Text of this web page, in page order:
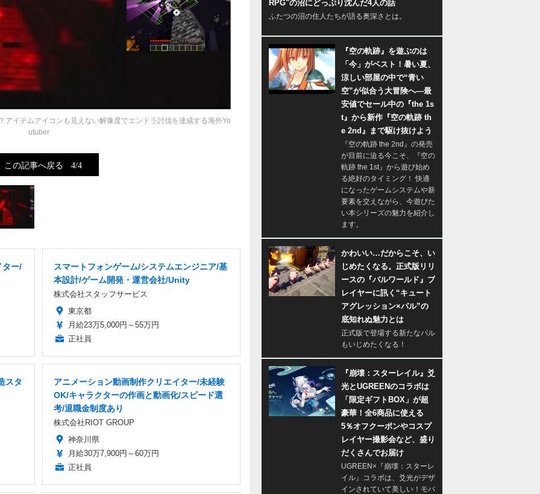
イテムアイコンも見えない解像度でエンドラ討伐を達成する海外Yo
utuber
この記事へ戻る 4/4
ター/
スマートフォンゲーム/システムエンジニア/基
本設計/ゲーム開発・運営会社/Unity
株式会社スタッフサービス
東京都
月給23万5,000円～55万円
正社員
スタ
アニメーション動画制作クリエイター/未経験
OK/キャラクターの作画と動画化/スピード選
考/退職金制度あり
株式会社RIOT GROUP
神奈川県
月給30万7,900円～60万円
正社員
RPG"の沼にどっぷり沈んだ4人の話
ふたつの沼の住人たちが語る奥深さとは。
『空の軌跡』を遊ぶのは
「今」がベスト！暑い夏、
涼しい部屋の中で“青い
空”が似合う大冒険へ―最
安値でセール中の『the 1s
t』から新作『空の軌跡 th
e 2nd』まで駆け抜けよう
『空の軌跡 the 2nd』の発売
が目前に迫る今こそ、『空の
軌跡 the 1st』から遊び始め
る絶好のタイミング！ 快適
になったゲームシステムや新
要素を交えながら、今遊びた
い本シリーズの魅力を紹介し
ます。
かわいい…だからこそ、い
じめたくなる。正式版リリ
ースの『パルワールド』プ
レイヤーに訊く“キュート
アグレッション×パル”の
底知れぬ魅力とは
正式版で登場する新たなパル
もいじめたくなる！
『崩壊：スターレイル』爻
光とUGREENのコラボは
「限定ギフトBOX」が超
豪華！全6商品に使える
5％オフクーポンやコスプ
レイヤー撮影会など、盛り
だくさんでお届け
UGREEN×『崩壊：スターレ
イル』コラボは、爻光がデザ
インされていて美しい！モバ